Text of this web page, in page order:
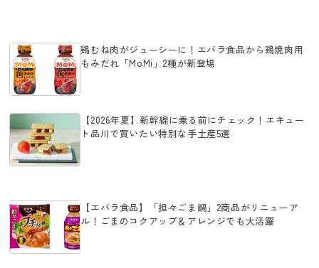
鶏むね肉がジューシーに！エバラ食品から鶏焼肉用
もみだれ「MoMi」2種が新登場
【2026年夏】新幹線に乗る前にチェック！エキュー
ト品川で買いたい特別な手土産5選
【エバラ食品】「担々ごま鍋」2商品がリニューア
ル！ごまのコクアップ＆アレンジでも大活躍